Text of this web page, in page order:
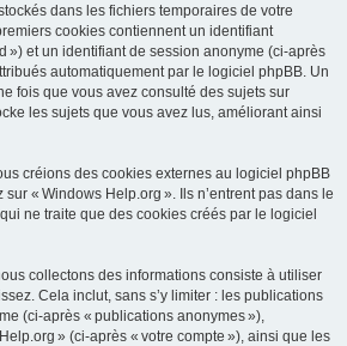
dans les fichiers temporaires de votre
cookies contiennent un identifiant
») et un identifiant de session anonyme (ci-après
automatiquement par le logiciel phpBB. Un
fois que vous avez consulté des sujets sur
les sujets que vous avez lus, améliorant ainsi
créions des cookies externes au logiciel phpBB
« Windows Help.org ». Ils n’entrent pas dans le
ne traite que des cookies créés par le logiciel
collectons des informations consiste à utiliser
Cela inclut, sans s’y limiter : les publications
(ci-après « publications anonymes »),
» (ci-après « votre compte »), ainsi que les